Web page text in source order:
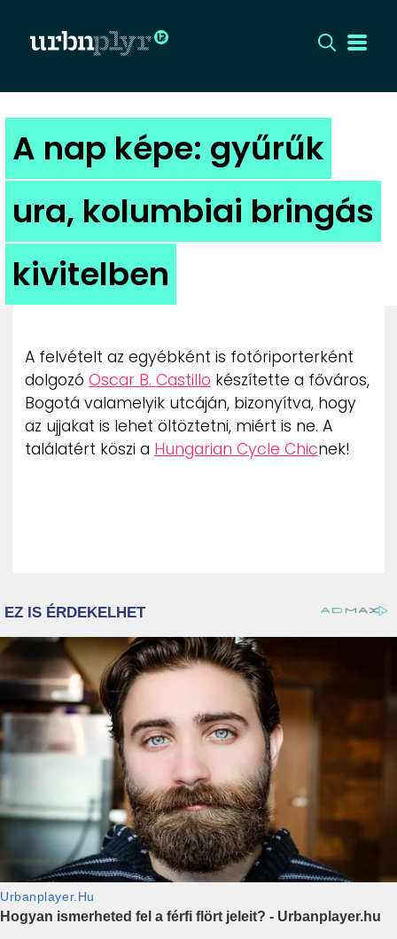
CÍMLAP
DIZÁJN
DIVAT
HIP
UTCA
ZENE
MÉDIAAJÁNLAT
A nap képe: gyűrűk
ura, kolumbiai bringás
kivitelben
A felvételt az egyébként is fotóriporterként
dolgozó Oscar B. Castillo készítette a főváros,
Bogotá valamelyik utcáján, bizonyítva, hogy
az ujjakat is lehet öltöztetni, miért is ne. A
találatért köszi a Hungarian Cycle Chicnek!